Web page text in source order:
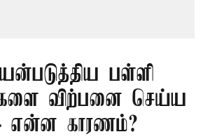
பள்ளி
விற்பனை செய்ய
என்ன காரணம்?